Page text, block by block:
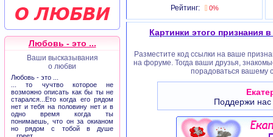
Любовь - это ...
Ваши высказывания
о любви
Любовь - это ...
... то чучтво которое не
возможно описать как бы ты не
старался...Ето когда его рядом
нет и тебя на половину нет и в
одно время когда ты
понимаешь, что он за окианом
но рядом с тобой в душе
Рейтинг:
0%
Картинки этого признания
Разместите код ссылки на ваше
на форуме. Тогда ваши друзья,
порадоваться вашему
Поддержи